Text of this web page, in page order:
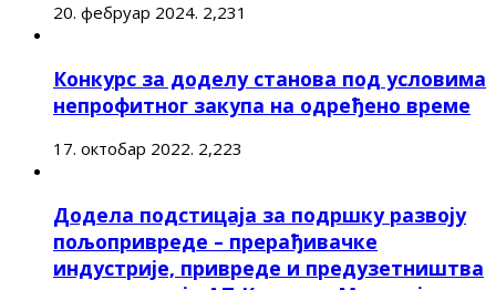
20. фебруар 2024. 2,231
Конкурс за доделу станова под условима
непрофитног закупа на одређено време
17. октобар 2022. 2,223
Додела подстицаја за подршку развоју
пољопривреде – прерађивачке
индустрије, привреде и предузетништва